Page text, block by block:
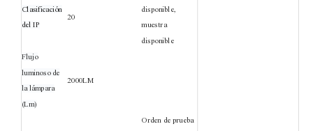
Clasificación
del IP
20
disponible,
muestra
disponible
Flujo
luminoso de
la lámpara
(Lm)
2000LM
Orden de prueba